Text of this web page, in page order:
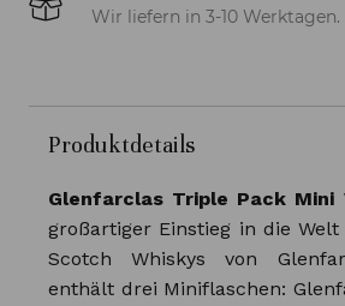
Wir liefern in 3-10 Werktagen.
Produktdetails
Glenfarclas Triple Pack Mini
großartiger Einstieg in die
Scotch Whiskys von
enthält drei Miniflaschen: